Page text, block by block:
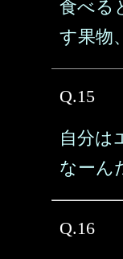
食べる
す果物
Q.15
自分は
なーん
Q.16